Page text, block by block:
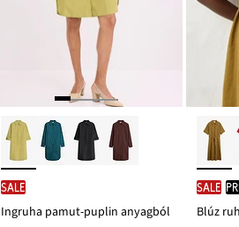
SALE
Ingruha pamut-puplin anyagból
SALE
Blúz